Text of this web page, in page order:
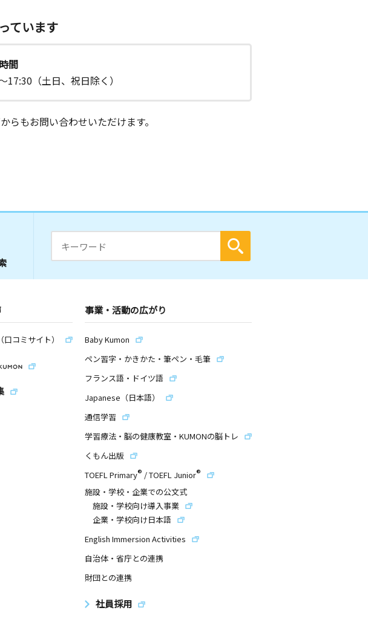
ています
間
17:30（土日、祝日除く）
らもお問い合わせいただけます。
コミサイト）
事業・活動の広がり
Baby Kumon
ペン習字・かきかた・筆ペン・毛筆
フランス語・ドイツ語
Japanese（日本語）
通信学習
学習療法・脳の健康教室・KUMONの脳トレ
くもん出版
TOEFL Primary® /TOEFL Junior®
施設・学校・企業での公文式
施設・学校向け導入事業
企業・学校向け日本語
English Immersion Activities
自治体・省庁との連携
財団との連携
社員採用